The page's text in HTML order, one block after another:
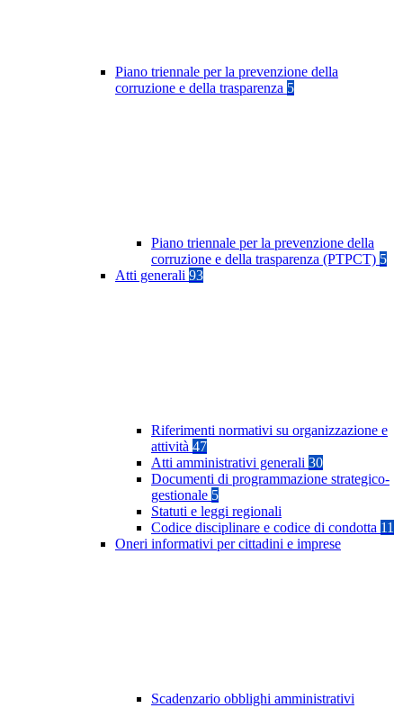
Piano triennale per la prevenzione della
corruzione e della trasparenza 5
Piano triennale per la prevenzione della
corruzione e della trasparenza (PTPCT) 5
Atti generali 93
Riferimenti normativi su organizzazione e
attività 47
Atti amministrativi generali 30
Documenti di programmazione strategico-
gestionale 5
Statuti e leggi regionali
Codice disciplinare e codice di condotta 11
Oneri informativi per cittadini e imprese
Scadenzario obblighi amministrativi